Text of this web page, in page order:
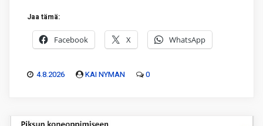
Jaa tämä:
Facebook X WhatsApp
4.8.2026 KAI NYMAN 0